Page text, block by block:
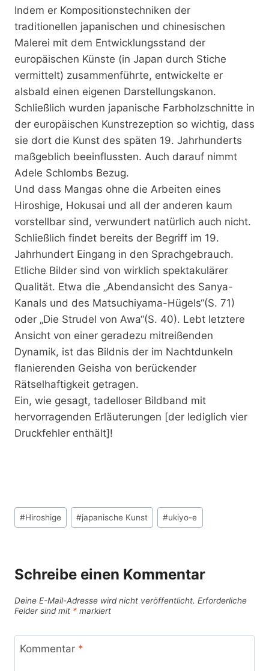
Indem er Kompositionstechniken der
traditionellen japanischen und chinesischen
Malerei mit dem Entwicklungsstand der
europäischen Künste (in Japan durch Stiche
vermittelt) zusammenführte, entwickelte er
alsbald einen eigenen Darstellungskanon.
Schließlich wurden japanische Farbholzschnitte in
der europäischen Kunstrezeption so wichtig, dass
sie dort die Kunst des späten 19. Jahrhunderts
maßgeblich beeinflussten. Auch darauf nimmt
Adele Schlombs Bezug.
Und dass Mangas ohne die Arbeiten eines
Hiroshige, Hokusai und all der anderen kaum
vorstellbar sind, verwundert natürlich auch nicht.
Schließlich findet bereits der Begriff im 19.
Jahrhundert Eingang in den Sprachgebrauch.
Etliche Bilder sind von wirklich spektakulärer
Qualität. Etwa die „Abendansicht des Sanya-
Kanals und des Matsuchiyama-Hügels“(S. 71)
oder „Die Strudel von Awa“(S. 40). Lebt letztere
Ansicht von einer geradezu mitreißenden
Dynamik, ist das Bildnis der im Nachtdunkeln
flanierenden Geisha von berückender
Rätselhaftigkeit getragen.
Ein, wie gesagt, tadelloser Bildband mit
hervorragenden Erläuterungen [der lediglich vier
Druckfehler enthält]!
Schlagworte:
#Hiroshige #japanische Kunst #ukiyo-e
Schreibe einen Kommentar
Deine E-Mail-Adresse wird nicht veröffentlicht. Erforderliche
Felder sind mit * markiert
Kommentar *